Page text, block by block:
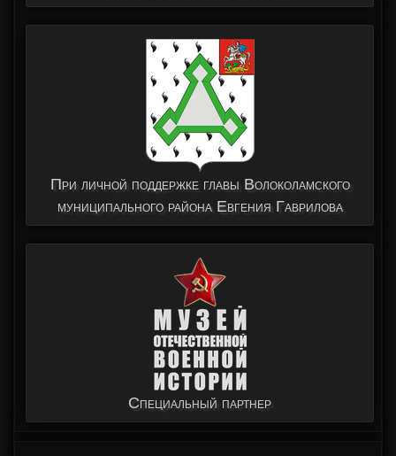
При личной поддержке главы Волоколамского
муниципального района Евгения Гаврилова
Специальный партнер